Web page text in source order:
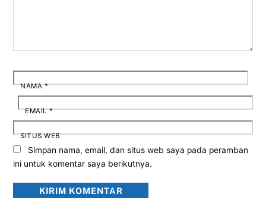
NAMA*
EMAIL*
SITUS WEB
Simpan nama, email, dan situs web saya pada peramban
ini untuk komentar saya berikutnya.